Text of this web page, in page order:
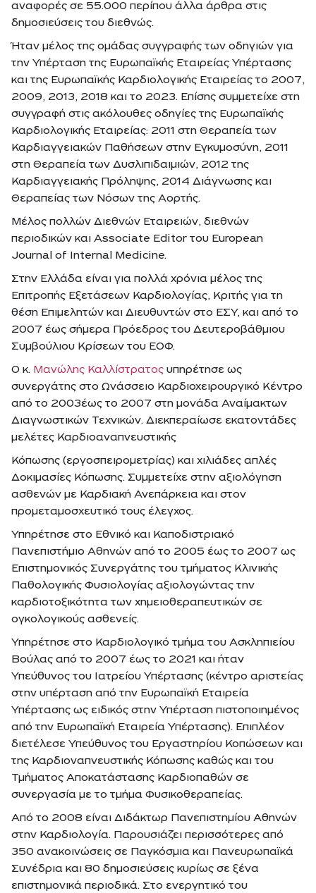
αναφορές σε 55.000 περίπου άλλα άρθρα στις
δημοσιεύσεις του διεθνώς.
Ήταν μέλος της ομάδας συγγραφής των οδηγιών για
την Υπέρταση της Ευρωπαϊκής Εταιρείας Υπέρτασης
και της Ευρωπαϊκής Καρδιολογικής Εταιρείας το 2007,
2009, 2013, 2018 και το 2023. Επίσης συμμετείχε στη
συγγραφή στις ακόλουθες οδηγίες της Ευρωπαϊκής
Καρδιολογικής Εταιρείας: 2011 στη Θεραπεία των
Καρδιαγγειακών Παθήσεων στην Εγκυμοσύνη, 2011
στη Θεραπεία των Δυσλιπιδαιμιών, 2012 της
Καρδιαγγειακής Πρόληψης, 2014 Διάγνωσης και
Θεραπείας των Νόσων της Αορτής.
Μέλος πολλών Διεθνών Εταιρειών, διεθνών
περιοδικών και Associate Editor του European
Journal of Internal Medicine.
Στην Ελλάδα είναι για πολλά χρόνια μέλος της
Επιτροπής Εξετάσεων Καρδιολογίας, Κριτής για τη
θέση Επιμελητών και Διευθυντών στο ΕΣΥ, και από το
2007 έως σήμερα Πρόεδρος του Δευτεροβάθμιου
Συμβούλιου Κρίσεων του ΕΟΦ.
Ο κ. Μανώλης Καλλίστρατοςυπηρέτησε ως
συνεργάτης στο Ωνάσσειο Καρδιοχειρουργικό Κέντρο
από το 2003έως το 2007 στη μονάδα Αναίμακτων
Διαγνωστικών Τεχνικών. Διεκπεραίωσε εκατοντάδες
μελέτες Καρδιοαναπνευστικής
Κόπωσης (εργοσπειρομετρίας) και χιλιάδες απλές
Δοκιμασίες Κόπωσης. Συμμετείχε στην αξιολόγηση
ασθενών με Καρδιακή Ανεπάρκεια και στον
προμεταμοσχευτικό τους έλεγχος.
Υπηρέτησε στο Εθνικό και Καποδιστριακό
Πανεπιστήμιο Αθηνών από το 2005 έως το 2007 ως
Επιστημονικός Συνεργάτης του τμήματος Κλινικής
Παθολογικής Φυσιολογίας αξιολογώντας την
καρδιοτοξικότητα των χημειοθεραπευτικών σε
ογκολογικούς ασθενείς.
Υπηρέτησε στο Καρδιολογικό τμήμα του Ασκληπιείου
Βούλας από το 2007 έως το 2021 και ήταν
Υπεύθυνος του Ιατρείου Υπέρτασης (κέντρο αριστείας
στην υπέρταση από την Ευρωπαϊκή Εταιρεία
Υπέρτασης ως ειδικός στην Υπέρταση πιστοποιημένος
από την Ευρωπαϊκή Εταιρεία Υπέρτασης). Επιπλέον
διετέλεσε Υπεύθυνος του Εργαστηρίου Κοπώσεων και
της Καρδιοναπνευστικής Κόπωσης καθώς και του
Τμήματος Αποκατάστασης Καρδιοπαθών σε
συνεργασία με το τμήμα Φυσικοθεραπείας.
Από το 2008 είναι Διδάκτωρ Πανεπιστημίου Αθηνών
στην Καρδιολογία. Παρουσιάζει περισσότερες από
350 ανακοινώσεις σε Παγκόσμια και Πανευρωπαϊκά
Συνέδρια και 80 δημοσιεύσεις κυρίως σε ξένα
επιστημονικά περιοδικά. Στο ενεργητικό του